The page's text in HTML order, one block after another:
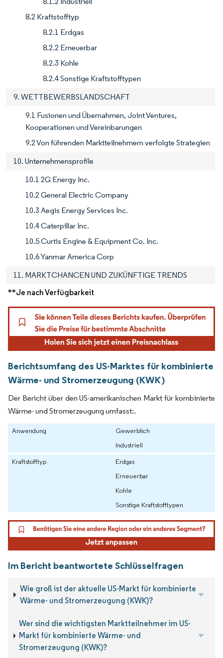
8.2 Kraftstofftyp
8.2.1 Erdgas
8.2.2 Erneuerbar
8.2.3 Kohle
8.2.4 Sonstige Kraftstofftypen
9. WETTBEWERBSLANDSCHAFT
9.1 Fusionen und Übernahmen, Joint Ventures,
Kooperationen und Vereinbarungen
9.2 Von führenden Marktteilnehmern verfolgte Strategien
10. Unternehmensprofile
10.1 2G Energy Inc.
10.2 General Electric Company
10.3 Aegis Energy Services Inc.
10.4 Caterpillar Inc.
10.5 Curtis Engine & Equipment Co. Inc.
10.6 Yanmar America Corp
11. MARKTCHANCEN UND ZUKÜNFTIGE TRENDS
**Je nach Verfügbarkeit
Berichtsumfang des US-Marktes für kombinierte
Wärme- und Stromerzeugung (KWK)
Der Bericht über den US-amerikanischen Markt für kombinierte
Wärme- und Stromerzeugung umfasst:.
Anwendung
Gewerblich
Industriell
Kraftstofftyp
Erdgas
Erneuerbar
Kohle
Sonstige Kraftstofftypen
Im Bericht beantwortete Schlüsselfragen
Wie groß ist der aktuelle US-Markt für kombinierte
Wärme- und Stromerzeugung (KWK)?
Wer sind die wichtigsten Marktteilnehmer im US-
Markt für kombinierte Wärme- und
Stromerzeugung (KWK)?